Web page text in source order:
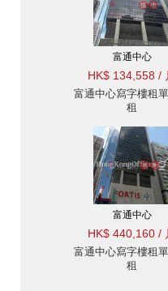
富通中心
HK$ 134,558 /
富通中心寫字樓租
租
富通中心
HK$ 440,160 /
富通中心寫字樓租
租